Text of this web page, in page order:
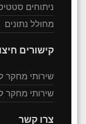
ניתוחים
מחולל נתונים
קישורים
שירותי מחקר
שירותי מחקר
צרו קשר